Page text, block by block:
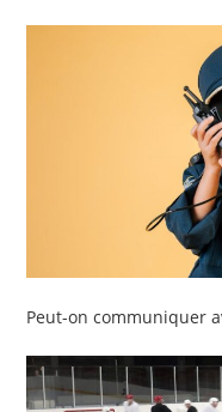
Peut-on communiquer